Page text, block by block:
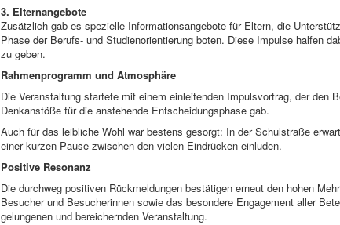
3. Elternangebote
Zusätzlich gab es spezielle Informationsangebote für Eltern, die
Phase der Berufs- und Studienorientierung boten. Diese Impulse halfen
zu geben.
Rahmenprogramm und Atmosphäre
Die Veranstaltung startete mit einem einleitenden Impulsvortrag, der den
Denkanstöße für die anstehende Entscheidungsphase gab.
Auch für das leibliche Wohl war bestens gesorgt: In der Schulstraße
einer kurzen Pause zwischen den vielen Eindrücken einluden.
Positive Resonanz
Die durchweg positiven Rückmeldungen bestätigen erneut den hohen
Besucher und Besucherinnen sowie das besondere Engagement aller
gelungenen und bereichernden Veranstaltung.